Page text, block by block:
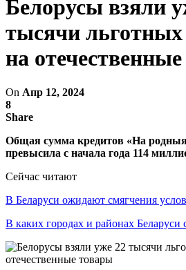
Белорусы взяли
тысячи льготных
на
On Апр 12, 2024
8
Share
Общая сумма кредитов «На
превысила с начала года 114
Сейчас читают
В Беларуси ожидают смягчения
В каких городах и районах